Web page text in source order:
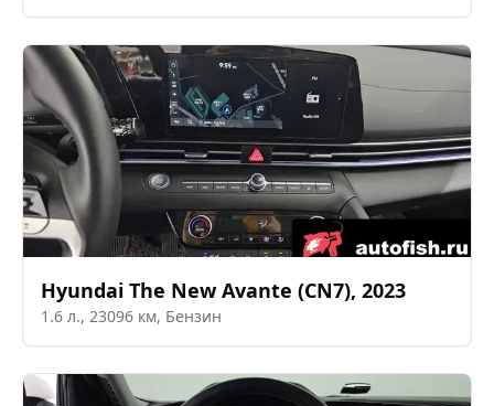
Hyundai The New Avante (CN7), 2023
1.6 л., 23096 км, Бензин